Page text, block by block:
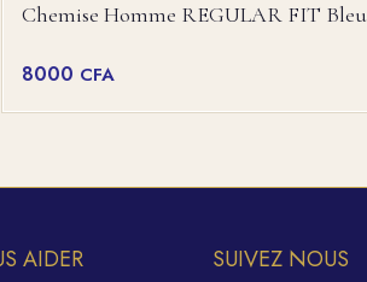
Chemise Homme REGULAR FIT Bleu
8000 CFA
AIDER SUIVEZ NOUS